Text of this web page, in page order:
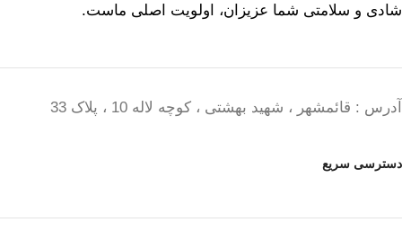
شادی و سلامتی شما عزیزان، اولویت اصلی ماست.
آدرس : قائمشهر ، شهید بهشتی ، کوچه لاله 10 ، پلاک 33
دسترسی سریع